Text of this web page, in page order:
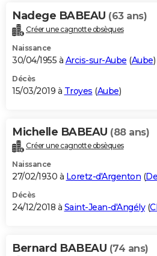
Nadege BABEAU (63 ans)
Créer une cagnotte obsèques
Naissance
30/04/1955 à Arcis-sur-Aube (Aube)
Décès
15/03/2019 à Troyes (Aube)
Michelle BABEAU (88 ans)
Créer une cagnotte obsèques
Naissance
27/02/1930 à Loretz-d'Argenton (
Décès
24/12/2018 à Saint-Jean-d'Angély(
Bernard BABEAU (74 ans)